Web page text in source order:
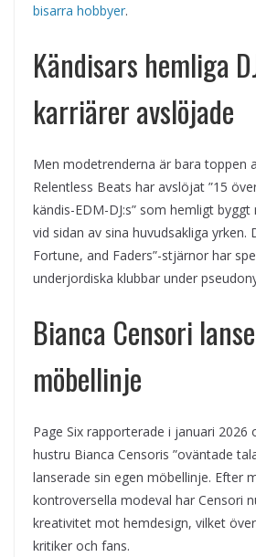
bisarra hobbyer.
Kändisars hemliga
karriärer avslöjade
Men modetrenderna är bara toppen
Relentless Beats har avslöjat ”15
kändis-EDM-DJ:s” som hemligt
vid sidan av sina huvudsakliga yrken.
Fortune, and Faders”-stjärnor har
underjordiska klubbar under
Bianca Censori
möbellinje
Page Six rapporterade i januari 2026
hustru Bianca Censoris ”oväntade
lanserade sin egen möbellinje. Efter
kontroversella modeval har Censori
kreativitet mot hemdesign, vilket
kritiker och fans.